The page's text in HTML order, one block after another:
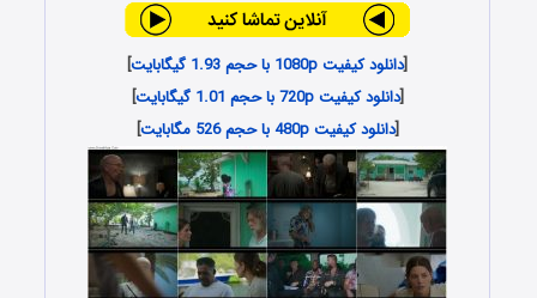
[دانلود کیفیت 1080p با حجم 1.93 گیگابایت
]
[دانلود کیفیت 720p با حجم 1.01 گیگابایت
]
[دانلود کیفیت 480p با حجم 526 مگابایت ]